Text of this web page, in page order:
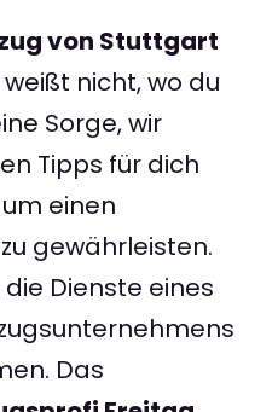
von Stuttgart
nicht, wo du
Sorge, wir
Tipps für dich
einen
gewährleisten.
Dienste eines
Das